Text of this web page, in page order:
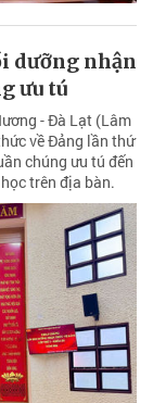
dưỡng nhận
ưu tú
- Đà Lạt (Lâm
về Đảng lần thứ
chúng ưu tú đến
trên địa bàn.